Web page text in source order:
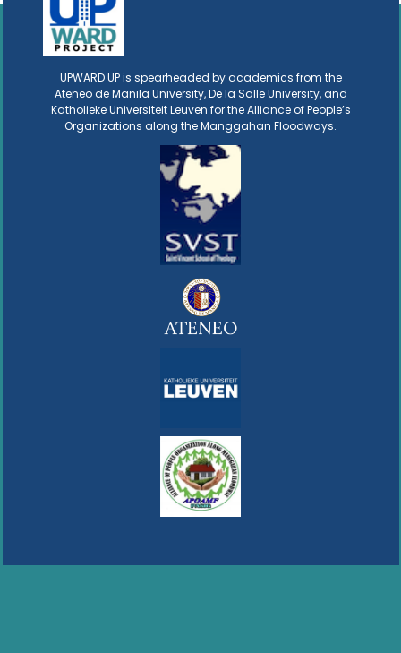
UPWARD UP is spearheaded by academics from the
Ateneo de Manila University, De la Salle University, and
Katholieke Universiteit Leuven for the Alliance of People’s
Organizations along the Manggahan Floodways.